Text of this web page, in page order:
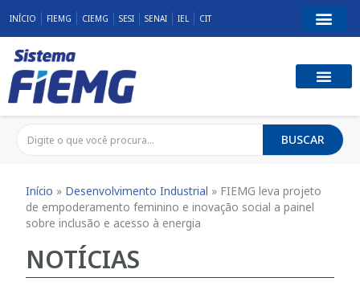
INÍCIO FIEMG CIEMG SESI SENAI IEL CIT
BUSCAR
Início » Desenvolvimento Industrial » FIEMG leva projeto
de empoderamento feminino e inovação social a painel
sobre inclusão e acesso à energia
NOTÍCIAS